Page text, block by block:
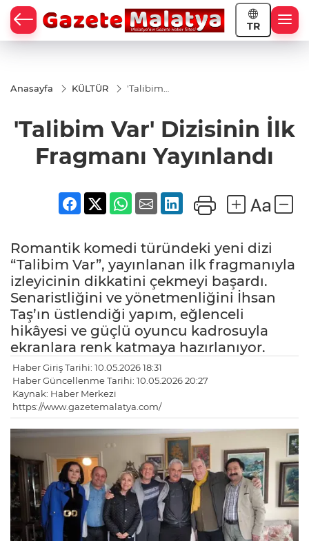
TR
Anasayfa KÜLTÜR
'Talibim
İlk
Fragmanı
'Talibim Var' Dizisinin İlk
Fragmanı Yayınlandı
Romantik komedi türündeki yeni dizi
“Talibim Var”, yayınlanan ilk fragmanıyla
izleyicinin dikkatini çekmeyi başardı.
Senaristliğini ve yönetmenliğini İhsan
Taş’ın üstlendiği yapım, eğlenceli
hikâyesi ve güçlü oyuncu kadrosuyla
ekranlara renk katmaya hazırlanıyor.
Haber Giriş Tarihi: 10.05.2026 18:31
Haber Güncellenme Tarihi: 10.05.2026 20:27
Kaynak: Haber Merkezi
https://www.gazetemalatya.com/